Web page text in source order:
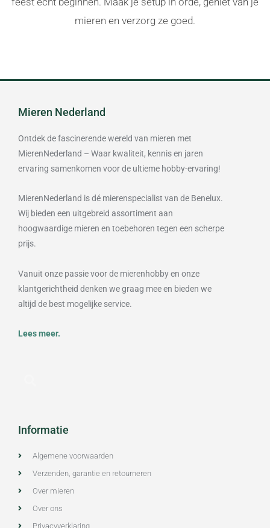
mieren en verzorg ze goed.
Mieren Nederland
Ontdek de fascinerende wereld van mieren met
MierenNederland – Waar kwaliteit, kennis en jaren
ervaring samenkomen voor de ultieme hobby-ervaring!
MierenNederland is dé mierenspecialist van de Benelux.
Wij bieden een uitgebreid assortiment aan
hoogwaardige mieren en toebehoren tegen een scherpe
prijs.
Vanuit onze passie voor de mierenhobby en onze
klantgerichtheid denken we graag mee en bieden we
altijd de best mogelijke service.
Lees meer.
Informatie
Algemene voorwaarden
Verzenden, garantie en retourneren
Over mieren
Over ons
Privacyverklaring